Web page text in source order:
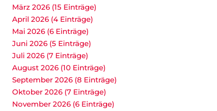
März 2026 (15 Einträge)
April 2026 (4 Einträge)
Mai 2026 (6 Einträge)
Juni 2026 (5 Einträge)
Juli 2026 (7 Einträge)
August 2026 (10 Einträge)
September 2026 (8 Einträge)
Oktober 2026 (7 Einträge)
November 2026 (6 Einträge)